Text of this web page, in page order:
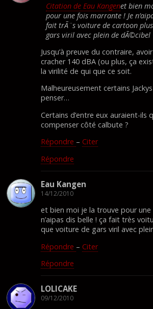
Citation de Eau Kangenet bien
pour une fois marrante ! Je
fait trÃ¨s voiture de cartoon
gars viril avec plein de dÃ©cibel
Jusqu’à preuve du contraire,
cracher 140 dBA (ou plus, ça
la virilité de qui que ce soit.
Malheureusement certains
penser…
Certains d’entre eux auraient-ils
compenser côté calbute ?
Répondre – Citer
Répondre
Eau Kangen
14/12/2010
et bien moi je la trouve pour une
n’aipas dis belle ! ça fait très
que voiture de gars viril avec
Répondre – Citer
Répondre
LOLICAKE
09/12/2010